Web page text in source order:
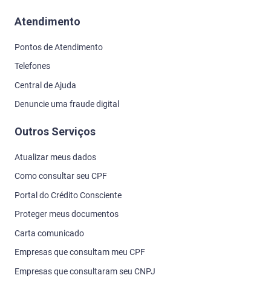
Atendimento
Pontos de Atendimento
Telefones
Central de Ajuda
Denuncie uma fraude digital
Outros Serviços
Atualizar meus dados
Como consultar seu CPF
Portal do Crédito Consciente
Proteger meus documentos
Carta comunicado
Empresas que consultam meu CPF
Empresas que consultaram seu CNPJ